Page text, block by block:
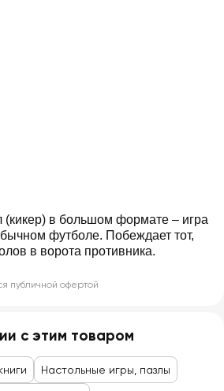
в большом формате – игра
футболе. Побеждает тот,
в ворота противника.
публичной офертой
с этим товаром
Настольные игры, пазлы